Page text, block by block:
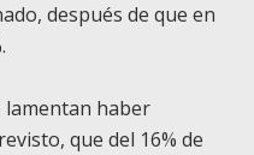
después de que en
lamentan haber
que del 16% de